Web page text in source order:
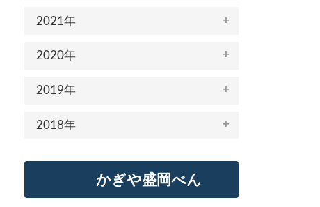
2021年
2020年
2019年
2018年
かぎや盛岡べん